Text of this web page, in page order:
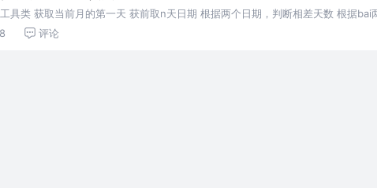
具类 获取当前月的第一天 获前取n天日期 根据两个日期，判断相差天数 根据
间 - 无时分秒
评论